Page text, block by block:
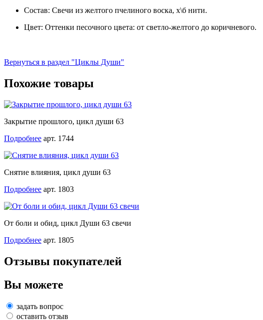
Состав: Свечи из желтого пчелиного воска, х\б нити.
Цвет: Оттенки песочного цвета: от светло-желтого до коричневого.
Вернуться в раздел "Циклы Души"
Похожие товары
Закрытие прошлого, цикл души 63
Подробнее арт. 1744
Снятие влияния, цикл души 63
Подробнее арт. 1803
От боли и обид, цикл Души 63 свечи
Подробнее арт. 1805
Отзывы покупателей
Вы можете
задать вопрос
оставить отзыв